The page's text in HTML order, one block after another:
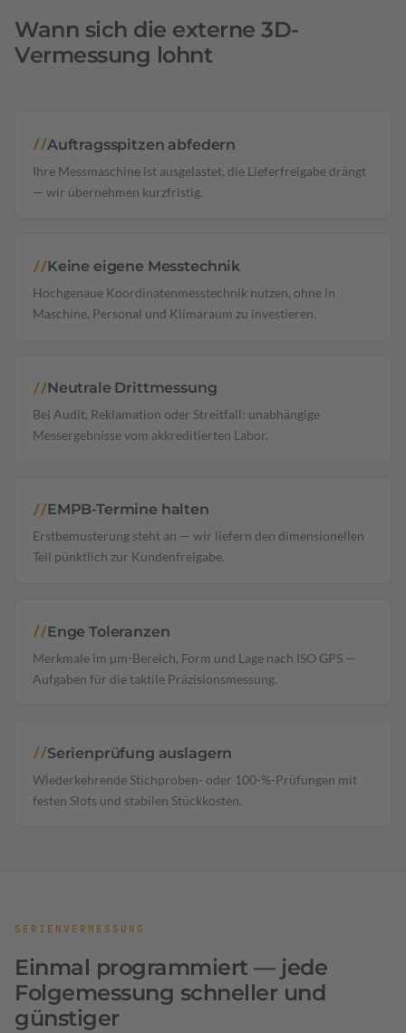
Wann sich die externe 3D-
Vermessung lohnt
//Auftragsspitzen abfedern
Ihre Messmaschine ist ausgelastet, die Lieferfreigabe drängt
— wir übernehmen kurzfristig.
//Keine eigene Messtechnik
Hochgenaue Koordinatenmesstechnik nutzen, ohne in
Maschine, Personal und Klimaraum zu investieren.
//Neutrale Drittmessung
Bei Audit, Reklamation oder Streitfall: unabhängige
Messergebnisse vom akkreditierten Labor.
//EMPB-Termine halten
Erstbemusterung steht an — wir liefern den dimensionellen
Teil pünktlich zur Kundenfreigabe.
//Enge Toleranzen
Merkmale im µm-Bereich, Form und Lage nach ISO GPS —
Aufgaben für die taktile Präzisionsmessung.
//Serienprüfung auslagern
Wiederkehrende Stichproben- oder 100-%-Prüfungen mit
festen Slots und stabilen Stückkosten.
SERIENVERMESSUNG
Einmal programmiert — jede
Folgemessung schneller und
günstiger